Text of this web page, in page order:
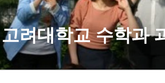
고려대학교 수학과